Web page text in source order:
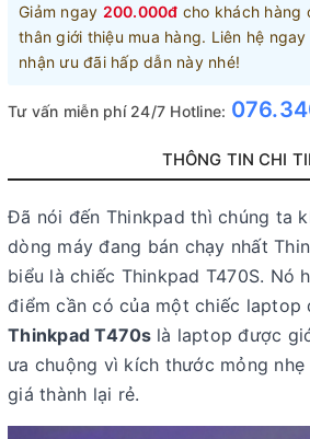
Giảm ngay 200.000đ cho khách hàng
thân giới thiệu mua hàng. Liên hệ
nhận ưu đãi hấp dẫn này nhé!
Tư vấn miễn phí 24/7 Hotline:
THÔNG TIN CHI
Đã nói đến Thinkpad thì chúng ta
dòng máy đang bán chạy nhất
biểu là chiếc Thinkpad T470S. Nó
điểm cần có của một chiếc laptop
Thinkpad T470s là laptop được
ưa chuộng vì kích thước mỏng nhẹ
giá thành lại rẻ.